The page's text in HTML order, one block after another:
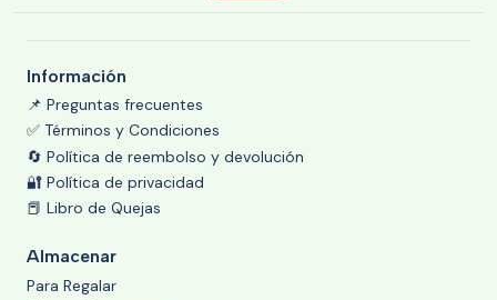
Información
📌 Preguntas frecuentes
✅ Términos y Condiciones
🔄 Política de reembolso y devolución
🔐 Política de privacidad
📕 Libro de Quejas
Almacenar
Para Regalar